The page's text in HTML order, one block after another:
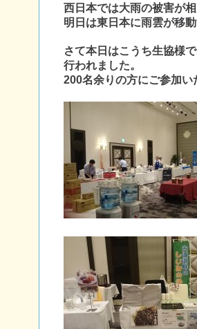
西日本では大雨の被害が
明日は東日本に雨雲が移
さて本日はこうち生協様
行われました。
200名余りの方にご参加い